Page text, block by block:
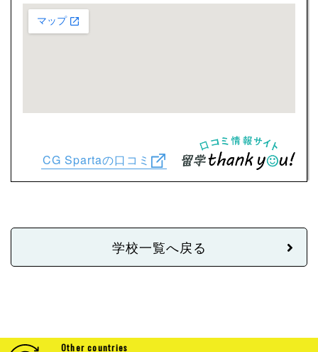
CG Spartaの口コミ
学校一覧へ戻る
Other countries